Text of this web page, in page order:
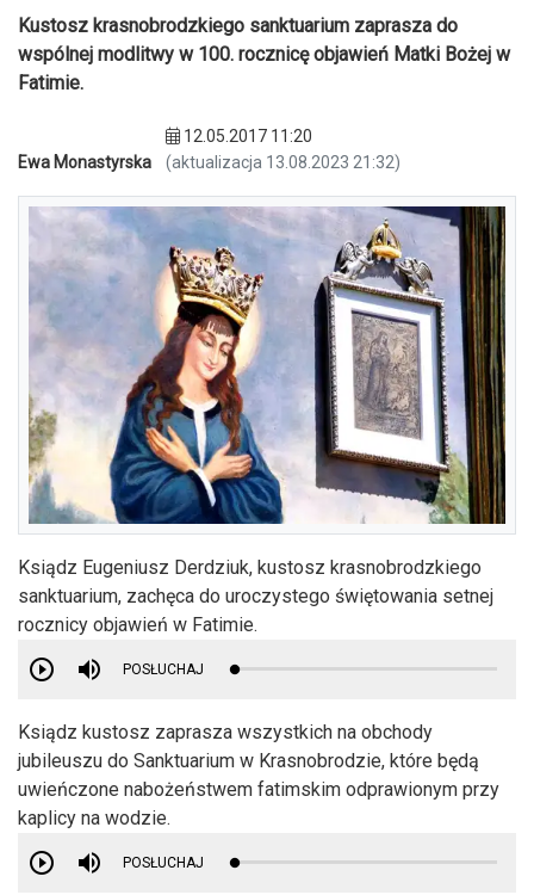
Kustosz krasnobrodzkiego sanktuarium zaprasza do
wspólnej modlitwy w 100. rocznicę objawień Matki Bożej w
Fatimie.
Ewa Monastyrska
12.05.2017 11:20
(aktualizacja 13.08.2023 21:32)
Ksiądz Eugeniusz Derdziuk, kustosz krasnobrodzkiego
sanktuarium, zachęca do uroczystego świętowania setnej
rocznicy objawień w Fatimie.
POSŁUCHAJ
Ksiądz kustosz zaprasza wszystkich na obchody
jubileuszu do Sanktuarium w Krasnobrodzie, które będą
uwieńczone nabożeństwem fatimskim odprawionym przy
kaplicy na wodzie.
POSŁUCHAJ